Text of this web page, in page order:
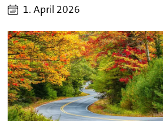
1. April 2026